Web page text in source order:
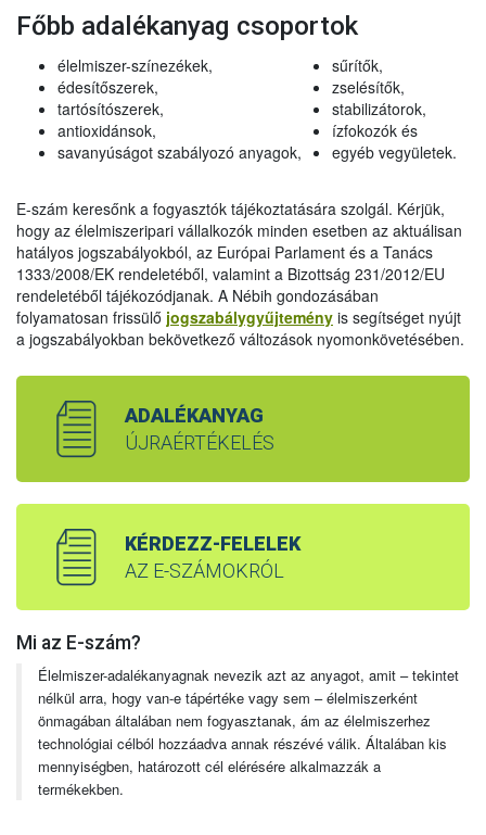
Főbb adalékanyag csoportok
élelmiszer-színezékek,
édesítőszerek,
tartósítószerek,
antioxidánsok,
savanyúságot szabályozó anyagok,
sűrítők,
zselésítők,
stabilizátorok,
ízfokozók és
egyéb vegyületek.
E-szám keresőnk a fogyasztók tájékoztatására szolgál. Kérjük,
hogy az élelmiszeripari vállalkozók minden esetben az aktuálisan
hatályos jogszabályokból, az Európai Parlament és a Tanács
1333/2008/EK rendeletéből, valamint a Bizottság 231/2012/EU
rendeletéből tájékozódjanak. A Nébih gondozásában
folyamatosan frissülő jogszabálygyűjtemény is segítséget nyújt
a jogszabályokban bekövetkező változások nyomonkövetésében.
ADALÉKANYAG
ÚJRAÉRTÉKELÉS
KÉRDEZZ-FELELEK
AZ E-SZÁMOKRÓL
Mi az E-szám?
Élelmiszer-adalékanyagnak nevezik azt az anyagot, amit – tekintet
nélkül arra, hogy van-e tápértéke vagy sem – élelmiszerként
önmagában általában nem fogyasztanak, ám az élelmiszerhez
technológiai célból hozzáadva annak részévé válik. Általában kis
mennyiségben, határozott cél elérésére alkalmazzák a
termékekben.